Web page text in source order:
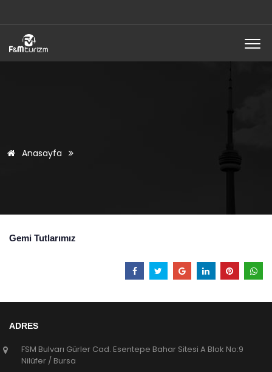
Anasayfa
Gemi Tutlarımız
ADRES
FSM Bulvarı Gürler Cad. Esentepe Bahar Sitesi A Blok No:9
Nilüfer / Bursa